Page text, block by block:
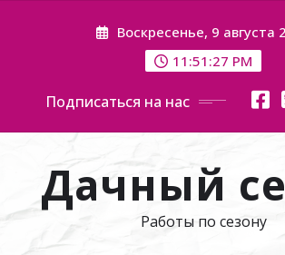
Воскресенье, 9 августа
11:51:27 PM
Подписаться на нас
Дачный
Работы по сезону